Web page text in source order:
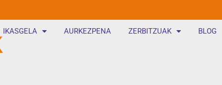
IKASGELA AURKEZPENA ZERBITZUAK BLOG